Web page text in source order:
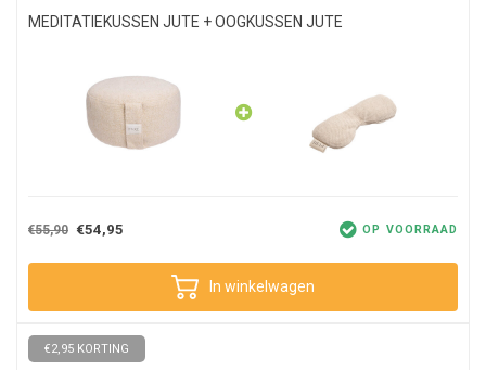
MEDITATIEKUSSEN JUTE + OOGKUSSEN JUTE
€55,90 €54,95 OP VOORRAAD
In winkelwagen
€2,95 KORTING